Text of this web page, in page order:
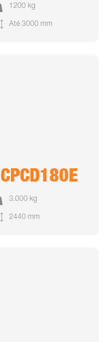
1200 kg
Até 3000 mm
CPCD180E
3.000 kg
2440 mm